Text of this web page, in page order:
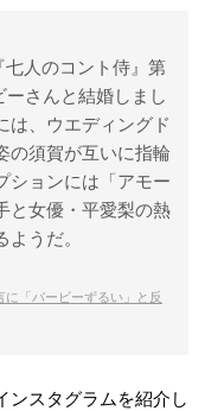
人のコント侍』第
さんと結婚しまし
は、ウエディングド
の須賀が互いに指輪
ションには「アモー
と女優・平愛梨の熱
うだ。
に「バービーずるい」と反
ンスタグラムを紹介し